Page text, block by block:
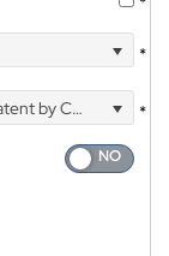
*
by Courier
*